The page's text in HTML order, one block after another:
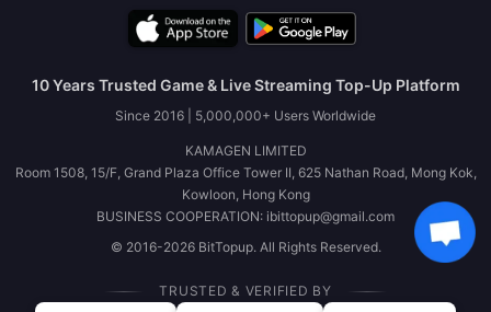
10 Years Trusted Game & Live Streaming Top-Up Platform
Since 2016 | 5,000,000+ Users Worldwide
KAMAGEN LIMITED
Room 1508, 15/F, Grand Plaza Office Tower II, 625 Nathan Road, Mong Kok,
Kowloon, Hong Kong
BUSINESS COOPERATION: ibittopup@gmail.com
© 2016-2026 BitTopup. All Rights Reserved.
TRUSTED & VERIFIED BY